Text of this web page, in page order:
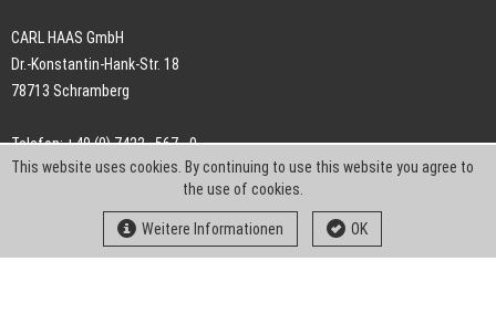
CARL HAAS GmbH
Dr.-Konstantin-Hank-Str. 18
78713 Schramberg
Telefon: +49 (0) 7422 . 567 - 0
Telefax: +49 (0) 7422 . 567 - 239
info-ch@kern-liebers.com
This website uses cookies. By continuing to use this website you agree to
the use of cookies.
Weitere Informationen OK